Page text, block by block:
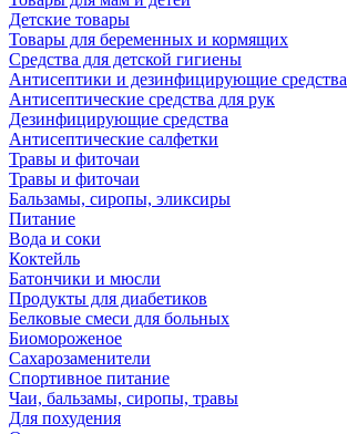
Детские товары
Товары для беременных и кормящих
Средства для детской гигиены
Антисептики и дезинфицирующие средства
Антисептические средства для рук
Дезинфицирующие средства
Антисептические салфетки
Травы и фиточаи
Травы и фиточаи
Бальзамы, сиропы, эликсиры
Питание
Вода и соки
Коктейль
Батончики и мюсли
Продукты для диабетиков
Белковые смеси для больных
Биомороженое
Сахарозаменители
Спортивное питание
Чаи, бальзамы, сиропы, травы
Для похудения